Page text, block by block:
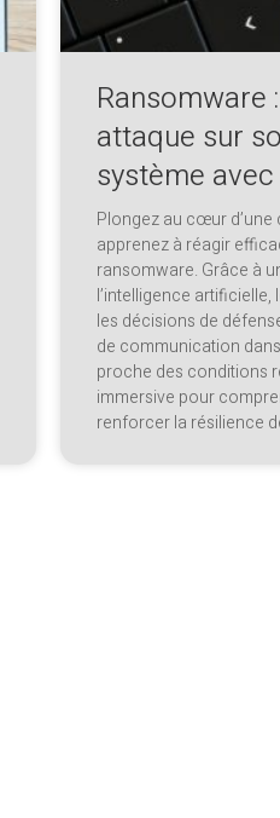
Ransomware
attaque sur
système avec
Plongez au cœur
apprenez à réagir
ransomware. Grâce à
l’intelligence
les décisions de
de communication
proche des conditions
immersive pour
renforcer la résilience